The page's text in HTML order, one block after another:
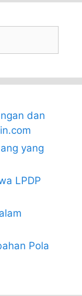
dan
yang
LPDP
Pola